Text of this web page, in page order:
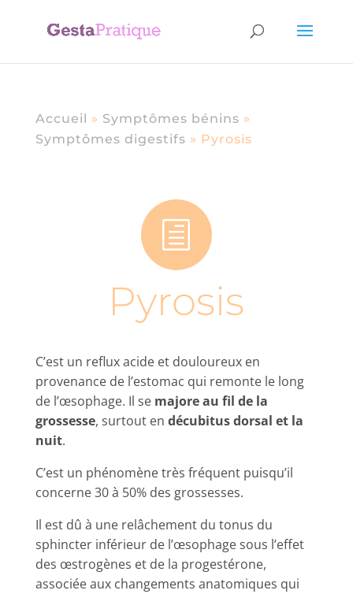
Accueil » Symptômes bénins »
Symptômes digestifs » Pyrosis
h
Pyrosis
C’est un reflux acide et douloureux en
provenance de l’estomac qui remonte le long
de l’œsophage. Il se majore au fil de la
grossesse, surtout en décubitus dorsal et la
nuit.
C’est un phénomène très fréquent puisqu’il
concerne 30 à 50% des grossesses.
Il est dû à une relâchement du tonus du
sphincter inférieur de l’œsophage sous l’effet
des œstrogènes et de la progestérone,
associée aux changements anatomiques qui